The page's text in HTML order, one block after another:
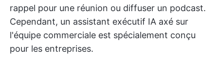
rappel pour une réunion ou diffuser un podcast.
Cependant, un assistant exécutif IA axé sur
l'équipe commerciale est spécialement conçu
pour les entreprises.